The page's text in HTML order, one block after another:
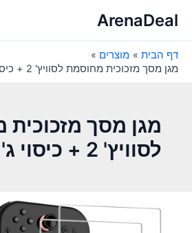
לתוכןArenaDeal
דף הבית
מוצרים
מגן מסך מזכוכית מחוסמת לסוויץ' 2 + כיסוי ג'ויסטיק
מגן מסך
לסוויץ' 2 + כיסוי ג'ויסטיק